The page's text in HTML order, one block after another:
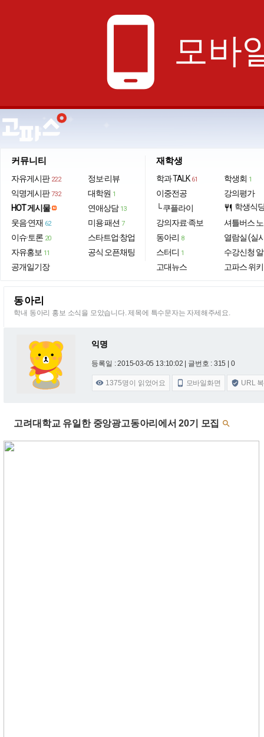
phone_android 모바
커뮤니티
자유게시판 222
익명게시판 732
HOT 게시물
웃음·연재 62
이슈·토론 20
자유홍보 11
공개일기장
정보·리뷰
대학원 1
연애상담 13
미용·패션 7
스타트업·창업
공식 오픈채팅
재학생
학과 TALK 61
이중전공
└ 쿠플라이
강의자료·족보
동아리 8
스터디 1
고대뉴스
학생회 1
강의평가
restaurant 학생식
셔틀버스
열람실 (실
수강신청
고파스 위키
동아리
학내 동아리 홍보 소식을 모았습니다. 제목에 특수문자는 자제해주세요.
익명
등록일 : 2015-03-05 13:10:02 | 글번호 : 315 | 0
 1375명이 읽었어요  모바일화면  URL
고려대학교 유일한 중앙광고동아리에서 20기 모집 